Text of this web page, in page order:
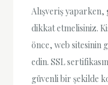
Alışveriş yaparken,
dikkat etmelisiniz.
önce, web sitesinin
edin. SSL
güvenli bir şekilde